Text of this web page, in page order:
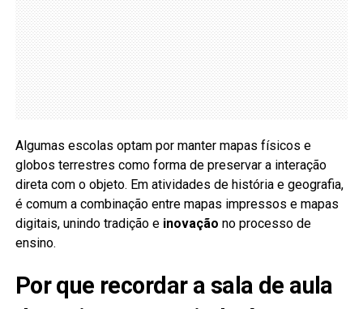
Algumas escolas optam por manter mapas físicos e
globos terrestres como forma de preservar a interação
direta com o objeto. Em atividades de história e geografia,
é comum a combinação entre mapas impressos e mapas
digitais, unindo tradição e inovação no processo de
ensino.
Por que recordar a sala de aula